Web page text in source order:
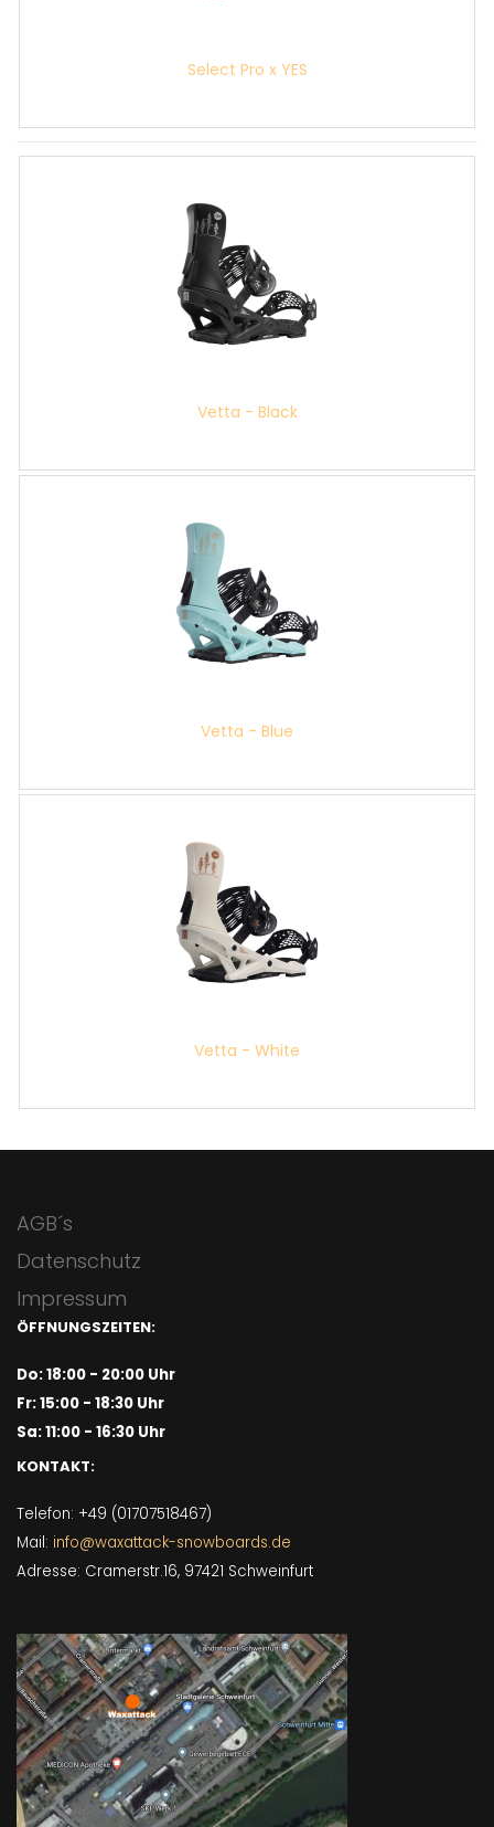
Select Pro x YES
Vetta - Black
Vetta - Blue
Vetta - White
AGB´s
Datenschutz
Impressum
ÖFFNUNGSZEITEN:
Do: 18:00 - 20:00 Uhr
Fr: 15:00 - 18:30 Uhr
Sa: 11:00 - 16:30 Uhr
KONTAKT:
Telefon: +49 (01707518467)
Mail: info@waxattack-snowboards.de
Adresse: Cramerstr.16, 97421 Schweinfurt